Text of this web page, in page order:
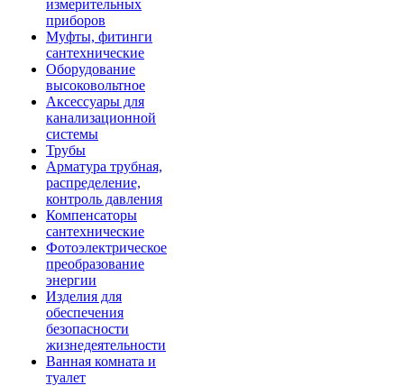
измерительных
приборов
Муфты, фитинги
сантехнические
Оборудование
высоковольтное
Аксессуары для
канализационной
системы
Трубы
Арматура трубная,
распределение,
контроль давления
Компенсаторы
сантехнические
Фотоэлектрическое
преобразование
энергии
Изделия для
обеспечения
безопасности
жизнедеятельности
Ванная комната и
туалет